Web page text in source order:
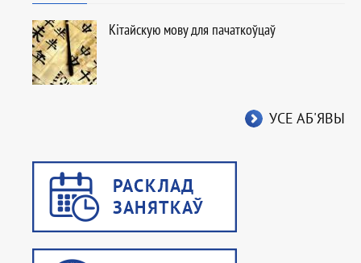
Кітайскую мову для пачаткоўцаў
УСЕ АБ'ЯВЫ